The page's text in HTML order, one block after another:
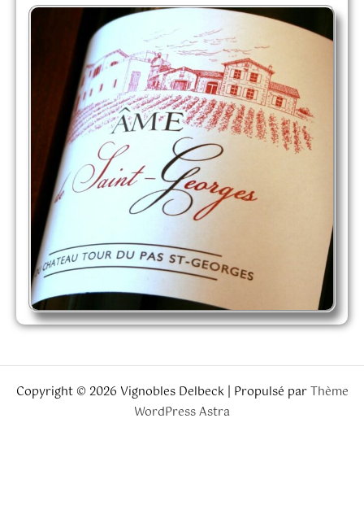
Copyright © 2026 Vignobles Delbeck | Propulsé parThème
WordPress Astra